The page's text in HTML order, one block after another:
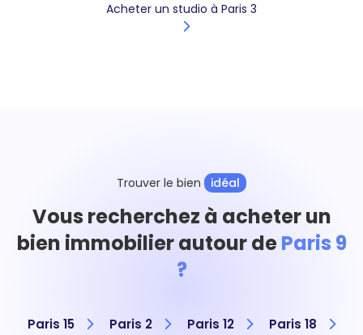
Acheter un studio à Paris 3
Trouver le bien idéal
Vous recherchez à acheter un
bien immobilier autour deParis 9
?
Paris 15 Paris 2 Paris 12
Paris 18